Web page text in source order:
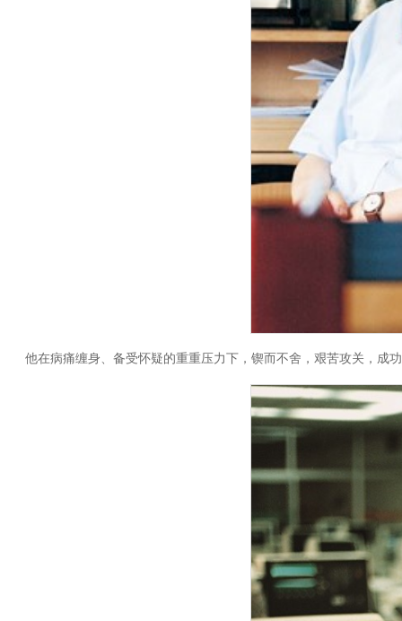
他在病痛缠身、备受怀疑的重重压力下，锲而不舍，艰苦攻关，成